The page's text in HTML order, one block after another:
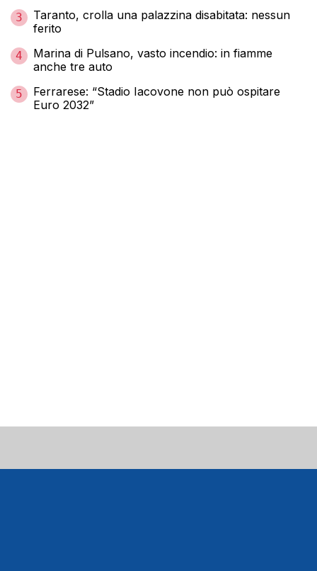
3
Taranto, crolla una palazzina disabitata: nessun
ferito
4
Marina di Pulsano, vasto incendio: in fiamme
anche tre auto
5
Ferrarese: “Stadio Iacovone non può ospitare
Euro 2032”